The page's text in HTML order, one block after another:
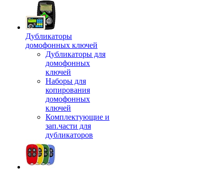
Дубликаторы
домофонных ключей
Дубликаторы для
домофонных
ключей
Наборы для
копирования
домофонных
ключей
Комплектующие и
зап.части для
дубликаторов